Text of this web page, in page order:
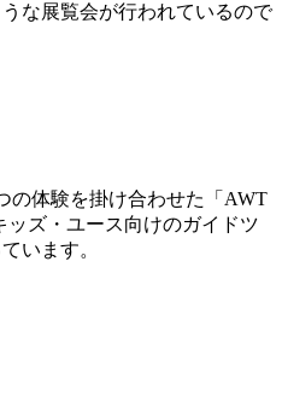
な展覧会が行われているので
の体験を掛け合わせた「AWT
ッズ・ユース向けのガイドツ
います。